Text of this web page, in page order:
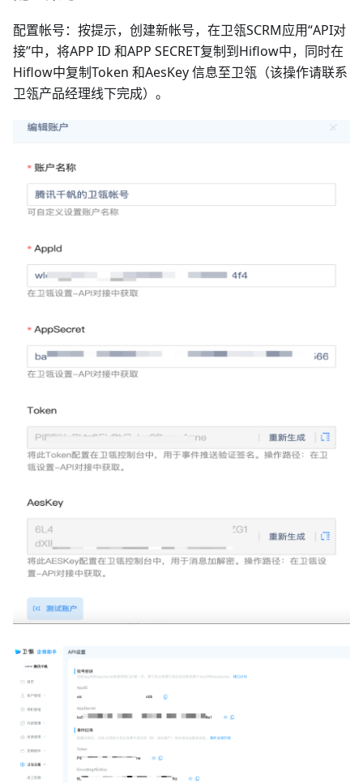
配置帐号：按提示，创建新帐号，在卫瓴SCRM应用“API对
接”中，将APP ID 和APP SECRET复制到Hiflow中，同时在
Hiflow中复制Token 和AesKey 信息至卫瓴（该操作请联系
卫瓴产品经理线下完成）。